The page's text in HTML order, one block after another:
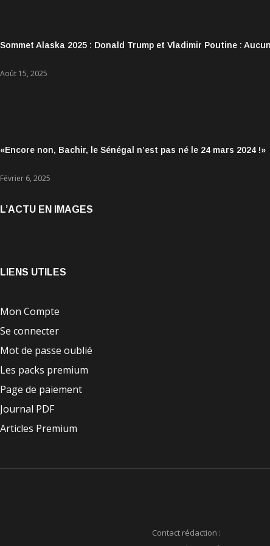
Sommet Alaska 2025 : Donald Trump et Vladimir Poutine :
Août 15, 2025
«Encore non, Bachir, le Sénégal n’est pas né le 24 mars 2024 !»
Février 6, 2025
L’ACTU EN IMAGES
LIENS UTILES
Mon Compte
Se connecter
Mot de passe oublié
Les packs premium
Page de paiement
Journal PDF
Articles Premium
Contact rédaction :